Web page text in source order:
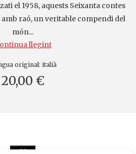
el 1958, aquests Seixanta contes
raó, un veritable compendi del
món...
llegint
original: italià
20,00 €